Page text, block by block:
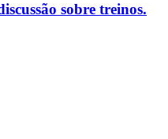
sobre treinos.